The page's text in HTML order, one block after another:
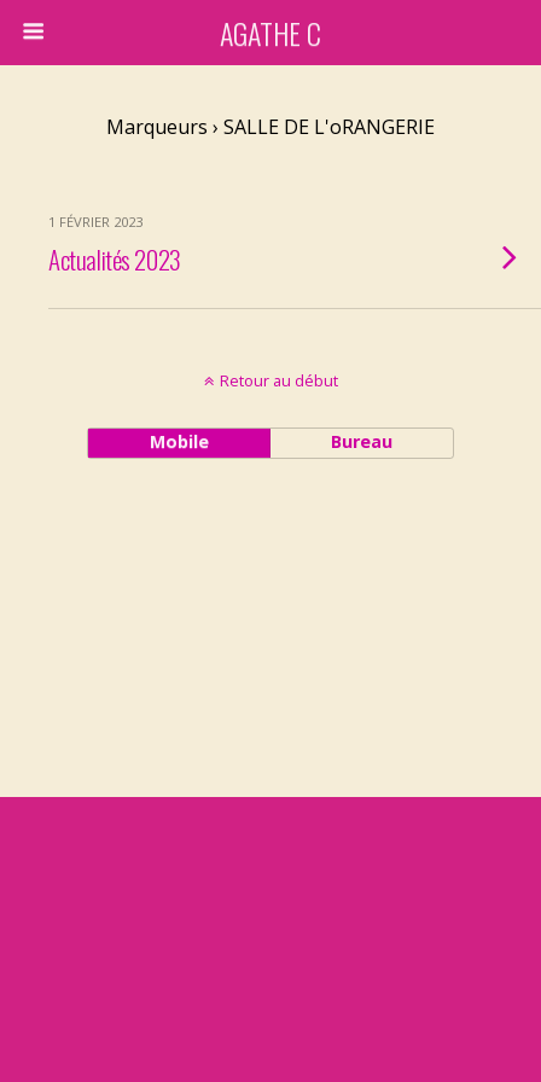
AGATHE C
Marqueurs › SALLE DE L'oRANGERIE
1 FÉVRIER 2023
Actualités 2023
Retour au début
Mobile Bureau